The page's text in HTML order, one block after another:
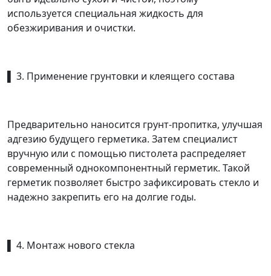
используется специальная жидкость для
обезжиривания и очистки.
▌ 3. Применение грунтовки и клеящего состава
Предварительно наносится грунт-пропитка, улучшая
адгезию будущего герметика. Затем специалист
вручную или с помощью пистолета распределяет
современный однокомпонентный герметик. Такой
герметик позволяет быстро зафиксировать стекло и
надежно закрепить его на долгие годы.
▌ 4. Монтаж нового стекла